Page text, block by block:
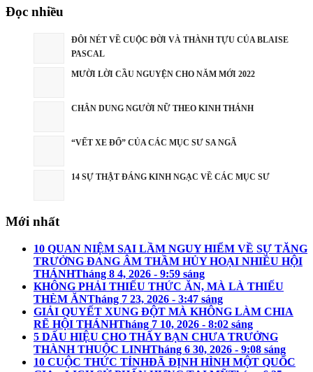
Đọc nhiều
ĐÔI NÉT VỀ CUỘC ĐỜI VÀ THÀNH TỰU CỦA BLAISE
PASCAL
MƯỜI LỜI CẦU NGUYỆN CHO NĂM MỚI 2022
CHÂN DUNG NGƯỜI NỮ THEO KINH THÁNH
“VẾT XE ĐỔ” CỦA CÁC MỤC SƯ SA NGÃ
14 SỰ THẬT ĐÁNG KINH NGẠC VỀ CÁC MỤC SƯ
Mới nhất
10 QUAN NIỆM SAI LẦM NGUY HIỂM VỀ SỰ TĂNG
TRƯỞNG ĐANG ÂM THẦM HỦY HOẠI NHIỀU HỘI
THÁNHTháng 8 4, 2026 - 9:59 sáng
KHÔNG PHẢI THIẾU THỨC ĂN, MÀ LÀ THIẾU
THÈM ĂNTháng 7 23, 2026 - 3:47 sáng
GIẢI QUYẾT XUNG ĐỘT MÀ KHÔNG LÀM CHIA
RẼ HỘI THÁNHTháng 7 10, 2026 - 8:02 sáng
5 DẤU HIỆU CHO THẤY BẠN CHƯA TRƯỞNG
THÀNH THUỘC LINHTháng 6 30, 2026 - 9:08 sáng
10 CUỘC THỨC TỈNHĐÃ ĐỊNH HÌNH MỘT QUỐC